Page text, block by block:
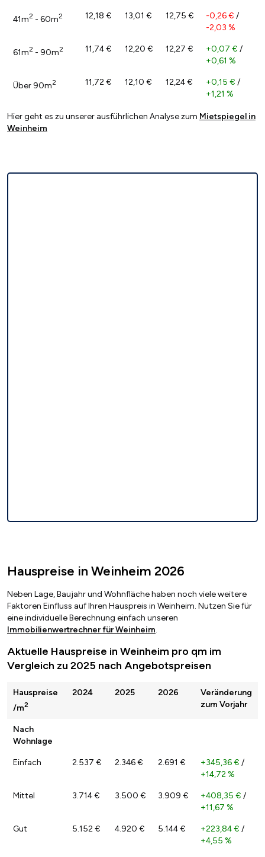
41m2 - 60m2 12,18 € 13,01 € 12,75 € -0,26 € /
-2,03 %
61m2 - 90m2 11,74 € 12,20 € 12,27 € +0,07 € /
+0,61 %
Über 90m2 11,72 € 12,10 € 12,24 € +0,15 € /
+1,21 %
Hier geht es zu unserer ausführlichen Analyse zum Mietspiegel in
Weinheim
Hauspreise in Weinheim 2026
Neben Lage, Baujahr und Wohnfläche haben noch viele weitere
Faktoren Einfluss auf Ihren Hauspreis in Weinheim. Nutzen Sie für
eine individuelle Berechnung einfach unseren
Immobilienwertrechner für Weinheim.
Aktuelle Hauspreise in Weinheim pro qm im
Vergleich zu 2025 nach Angebotspreisen
Hauspreise
/m2
2024 2025 2026
Veränderung
zum Vorjahr
Nach
Wohnlage
Einfach 2.537 € 2.346 € 2.691 € +345,36 € /
+14,72 %
Mittel 3.714 € 3.500 € 3.909 € +408,35 € /
+11,67 %
Gut 5.152 € 4.920 € 5.144 € +223,84 € /
+4,55 %